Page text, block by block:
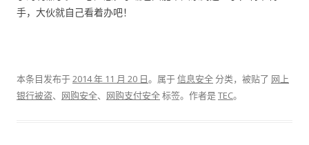
手，大伙就自己看着办吧！
本条目发布于2014 年 11 月 20 日。属于信息安全分类，被贴了 网上
银行被盗、 网购安全、 网购支付安全标签。 作者是TEC。